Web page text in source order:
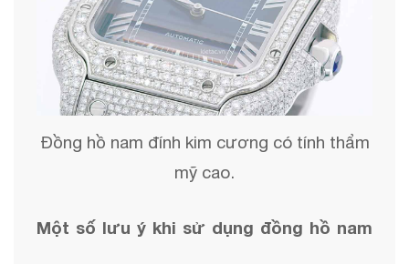
Đồng hồ nam đính kim cương có tính thẩm
mỹ cao.
Một số lưu ý khi sử dụng đồng hồ nam